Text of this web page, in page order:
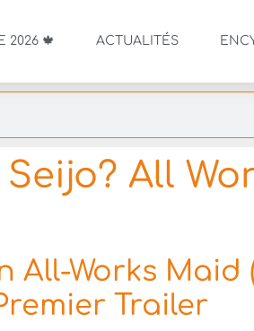
2026 🍁 ACTUALITÉS
All
All-Works
Trailer